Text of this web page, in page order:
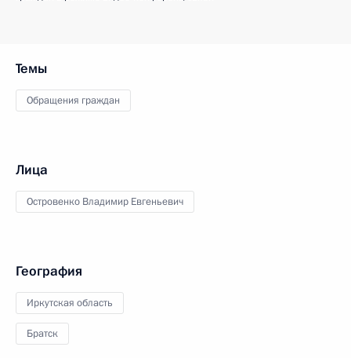
Темы
Обращения граждан
Лица
Островенко Владимир Евгеньевич
География
Иркутская область
Братск